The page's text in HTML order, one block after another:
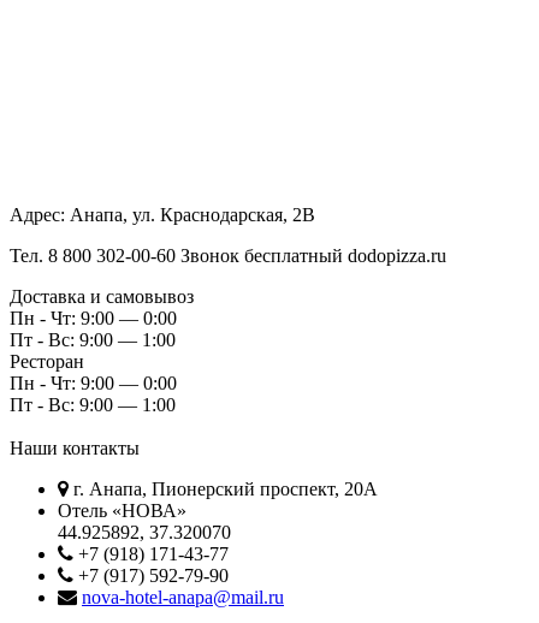
Адрес: Анапа, ул. Краснодарская, 2В
Тел. 8 800 302-00-60 Звонок бесплатный dodopizza.ru
Доставка и самовывоз
Пн - Чт: 9:00 — 0:00
Пт - Вс: 9:00 — 1:00
Ресторан
Пн - Чт: 9:00 — 0:00
Пт - Вс: 9:00 — 1:00
Наши контакты
г. Анапа, Пионерский проспект, 20А
Отель «НОВА»
44.925892, 37.320070
+7 (918) 171-43-77
+7 (917) 592-79-90
nova-hotel-anapa@mail.ru